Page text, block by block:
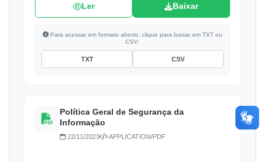
Ler Baixar
Para acessar em formato aberto, clique para baixar em TXT ou
CSV:
TXT CSV
Política Geral de Segurança da
Informação
22/11/2023 APPLICATION/PDF